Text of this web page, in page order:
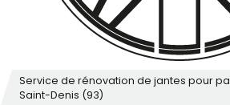
Service de rénovation de jantes pour
Saint-Denis (93)